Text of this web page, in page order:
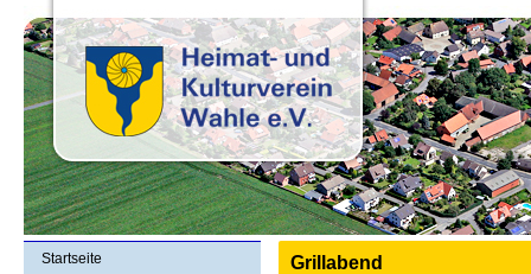
Startseite Grillabend